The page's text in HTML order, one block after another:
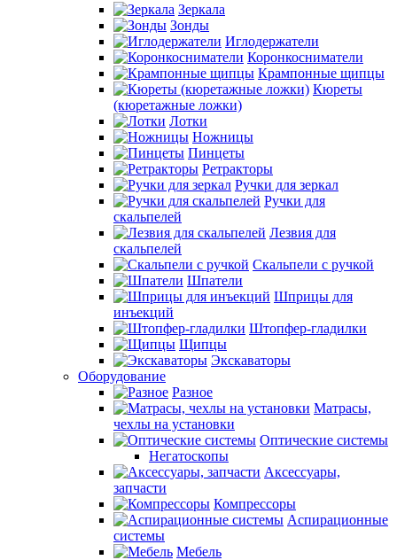
Зеркала
Зонды
Иглодержатели
Коронкосниматели
Крампонные щипцы
Кюреты
(кюретажные ложки)
Лотки
Ножницы
Пинцеты
Ретракторы
Ручки для зеркал
Ручки для
скальпелей
Лезвия для
скальпелей
Скальпели с ручкой
Шпатели
Шприцы для
инъекций
Штопфер-гладилки
Щипцы
Экскаваторы
Оборудование
Разное
Матрасы,
чехлы на установки
Оптические системы
Негатоскопы
Аксессуары,
запчасти
Компрессоры
Аспирационные
системы
Мебель